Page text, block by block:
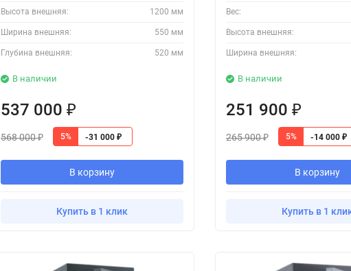
Высота внешняя: 1200 мм
Ширина внешняя: 550 мм
Глубина внешняя: 520 мм
В наличии
537 000 ₽
568 000₽ 5% -31 000 ₽
В корзину
Купить в 1 клик
Вес:
Высота внешняя:
Ширина внешняя:
В наличии
251 900 ₽
265 900₽ 5% -14 000 ₽
В корзину
Купить в 1